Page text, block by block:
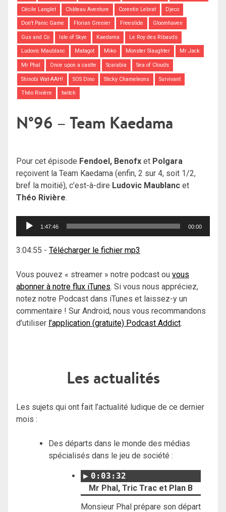
Cécile Langlet Château Aventure Corentin Lebrat Djeco
Don't Panic Game Florian Grenier Freeslide Gloomhaven
Gus and Co Isle of Skye Kaedama Le Roy des Ribauds
Ludovic Maublanc Matagot Miko Monster Slaughter Mr Jack
Mr Phal Once upon a castle Scarabia Sea of Clouds
Shinobi Wat-AAH! SOS Dino Sticky Chameleons Survivant
Théo Rivière twitch
N°96 – Team Kaedama
Pour cet épisode Fendoel, Benofx et Polgara
reçoivent la Team Kaedama (enfin, 2 sur 4, soit 1/2,
bref la moitié), c’est-à-dire Ludovic Maublanc et
Théo Rivière.
Lecteur
1:47:46 00:00
3:04:55 - Télécharger le fichier mp3
Vous pouvez « streamer » notre podcast ou vous
abonner à notre flux iTunes. Si vous nous appréciez,
notez notre Podcast dans iTunes et laissez-y un
commentaire ! Sur Android, nous vous recommandons
d’utiliser l’application (gratuite) Podcast Addict.
Les actualités
Les sujets qui ont fait l’actualité ludique de ce dernier
mois :
Des départs dans le monde des médias
spécialisés dans le jeu de société :
0:03:32
Mr Phal, Tric Trac et Plan B
Monsieur Phal prépare son départ